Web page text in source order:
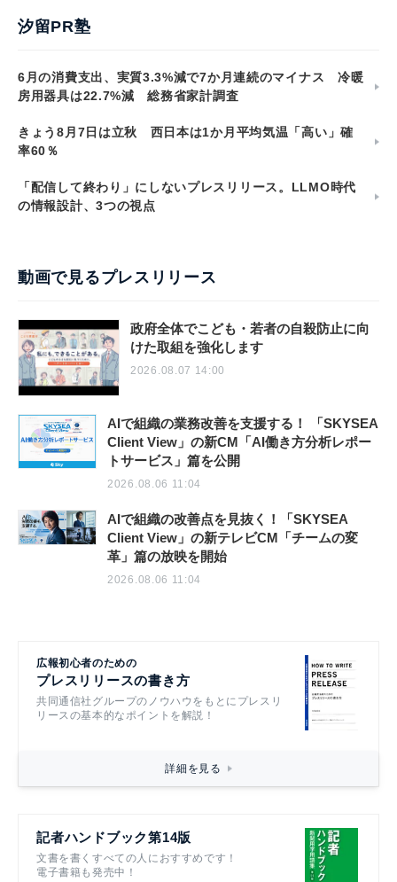
汐留PR塾
6月の消費支出、実質3.3%減で7か月連続のマイナス 冷暖
房用器具は22.7%減 総務省家計調査
きょう8月7日は立秋 西日本は1か月平均気温「高い」確
率60％
「配信して終わり」にしないプレスリリース。LLMO時代
の情報設計、3つの視点
動画で見るプレスリリース
政府全体でこども・若者の自殺防止に向
けた取組を強化します
2026.08.07 14:00
AIで組織の業務改善を支援する！ 「SKYSEA
Client View」の新CM「AI働き方分析レポー
トサービス」篇を公開
2026.08.06 11:04
AIで組織の改善点を見抜く！「SKYSEA
Client View」の新テレビCM「チームの変
革」篇の放映を開始
2026.08.06 11:04
広報初心者のための
プレスリリースの書き方
共同通信社グループのノウハウをもとにプレスリ
リースの基本的なポイントを解説！
詳細を見る
記者ハンドブック第14版
文書を書くすべての人におすすめです！
電子書籍も発売中！